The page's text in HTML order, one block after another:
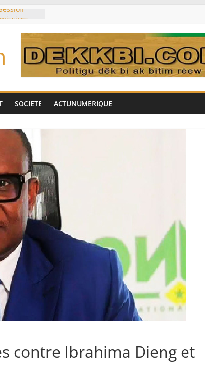
jour ce lundi
président
le
un
de cobalt
sa
SOCIETE ACTUNUMERIQUE
contre Ibrahima Dieng et